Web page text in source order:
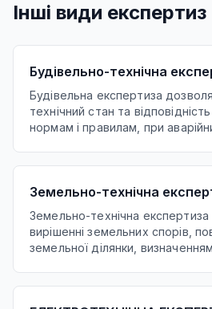
Інші види експертиз
Будівельно-технічна
Будівельна експертиза
технічний стан та
нормам і правилам, при
юридичних осіб.
Земельно-технічна
Земельно-технічна
вирішенні земельних спорів,
земельної ділянки,